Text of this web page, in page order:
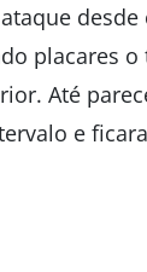
placares
Até
e